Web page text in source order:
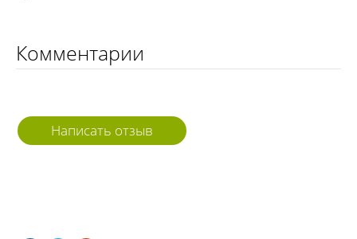
Комментарии
Написать отзыв